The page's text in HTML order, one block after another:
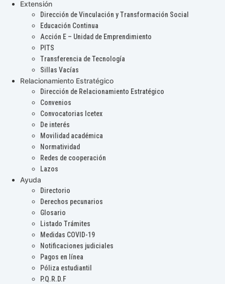
Extensión
Dirección de Vinculación y Transformación Social
Educación Continua
Acción E – Unidad de Emprendimiento
PITS
Transferencia de Tecnología
Sillas Vacías
Relacionamiento Estratégico
Dirección de Relacionamiento Estratégico
Convenios
Convocatorias Icetex
De interés
Movilidad académica
Normatividad
Redes de cooperación
Lazos
Ayuda
Directorio
Derechos pecunarios
Glosario
Listado Trámites
Medidas COVID-19
Notificaciones judiciales
Pagos en línea
Póliza estudiantil
P.Q.R.D.F